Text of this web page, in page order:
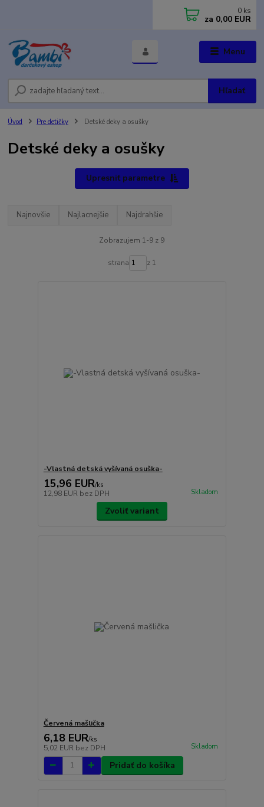
Menu
Hľadať
0 ks
za 0,00 EUR
Úvod Pre detičky Detské deky a osušky
Detské deky a osušky
Upresniť parametre
Najnovšie Najlacnejšie Najdrahšie
Zobrazujem 1-9 z 9
strana z 1
-Vlastná detská vyšívaná osuška-
15,96 EUR/ks
12,98 EUR bez DPH Skladom
Zvoliť variant
Červená mašlička
6,18 EUR/ks
5,02 EUR bez DPH Skladom
Pridať do košíka